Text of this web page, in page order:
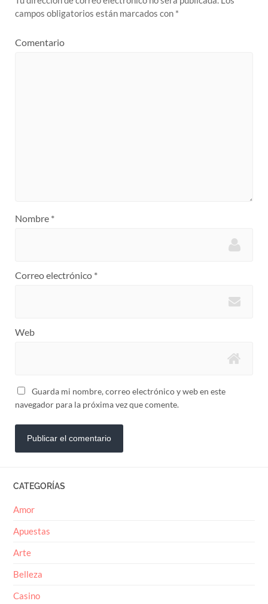
campos obligatorios están marcados con *
Comentario
Nombre *
Correo electrónico *
Web
Guarda mi nombre, correo electrónico y web en este
navegador para la próxima vez que comente.
CATEGORÍAS
Amor
Apuestas
Arte
Belleza
Casino